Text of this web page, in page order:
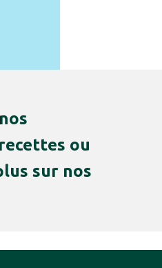
ou
sur nos